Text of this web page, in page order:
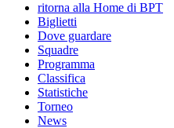
ritorna alla Home di BPT
Biglietti
Dove guardare
Squadre
Programma
Classifica
Statistiche
Torneo
News